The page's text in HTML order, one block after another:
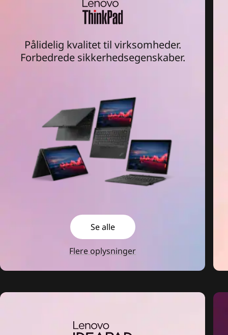
Pålidelig kvalitet til virksomheder.
Forbedrede sikkerhedsegenskaber.
Se alle
Flere oplysninger